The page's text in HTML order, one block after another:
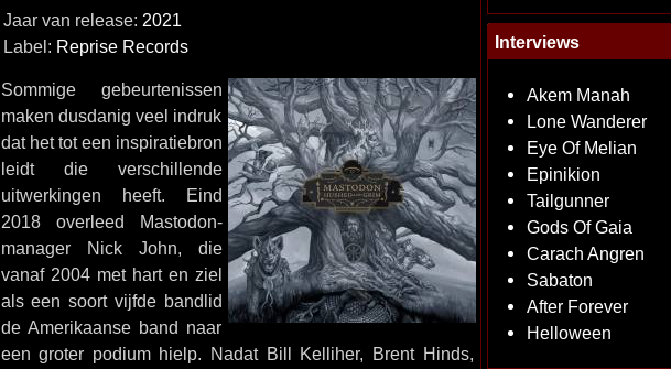
Jaar van release: 2021
Label: Reprise Records
Sommige gebeurtenissen
maken dusdanig veel indruk
dat het tot een inspiratiebron
leidt die verschillende
uitwerkingen heeft. Eind
2018 overleed Mastodon-
manager Nick John, die
vanaf 2004 met hart en ziel
als een soort vijfde bandlid
de Amerikaanse band naar
een groter podium hielp. Nadat Bill Kelliher, Brent Hinds,
Interviews
Akem Manah
Lone Wanderer
Eye Of Melian
Epinikion
Tailgunner
Gods Of Gaia
Carach Angren
Sabaton
After Forever
Helloween